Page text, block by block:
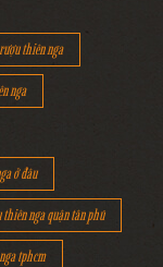
thiên nga
nga
ở đâu
nga quận tân phú
tphcm